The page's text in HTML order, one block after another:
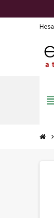
chevron_right